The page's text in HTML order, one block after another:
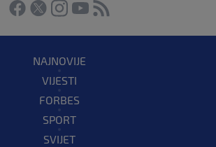
NAJNOVIJE
VIJESTI
FORBES
SPORT
SVIJET